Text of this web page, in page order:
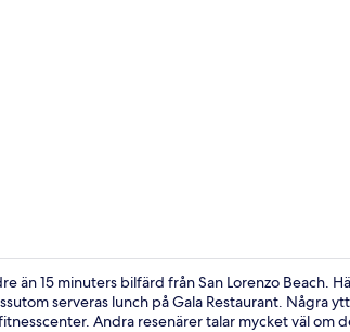
än 15 minuters bilfärd från San Lorenzo Beach.
serveras lunch på Gala Restaurant. Några
Andra resenärer talar mycket väl om